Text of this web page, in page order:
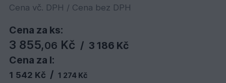
Cena vč. DPH / Cena bez DPH
Cena za ks:
3 855,06 Kč / 3 186 Kč
Cena za l:
1 542 Kč / 1 274 Kč